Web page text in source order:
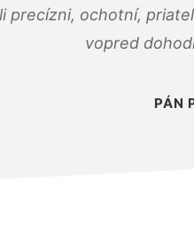
precízni, ochotní,
vopred
PÁN